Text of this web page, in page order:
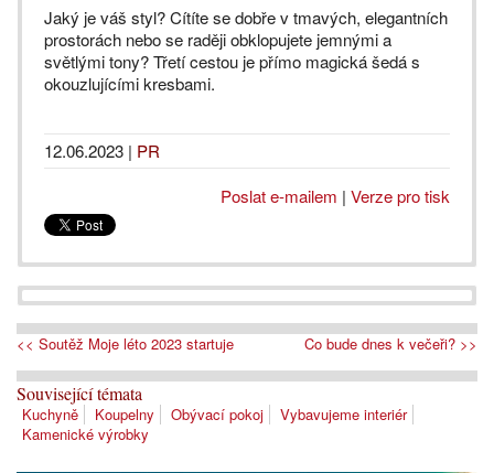
Jaký je váš styl? Cítíte se dobře v tmavých, elegantních
prostorách nebo se raději obklopujete jemnými a
světlými tony? Třetí cestou je přímo magická šedá s
okouzlujícími kresbami.
12.06.2023 | PR
Poslat e-mailem | Verze pro tisk
<< Soutěž Moje léto 2023 startuje Co bude dnes k večeři? >>
Související témata
Kuchyně Koupelny Obývací pokoj
Vybavujeme interiér
Kamenické výrobky